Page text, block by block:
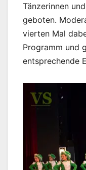
Tänzerinnen
geboten.
vierten Mal
Programm und
entsprechende